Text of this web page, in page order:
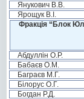
Янукович В.В.
Ярощук В.І.
Фракція “Блок
Абдуллін О.Р.
Бабаєв О.М.
Баграєв М.Г.
Білорус О.Г.
Богдан Р.Д.